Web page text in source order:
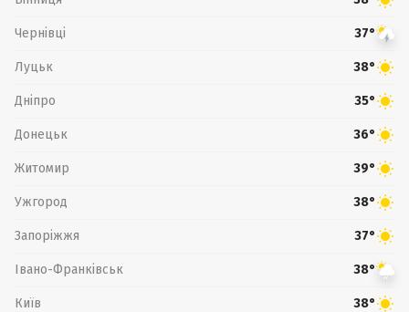
Чернівці 37°
Луцьк 38°
Дніпро 35°
Донецьк 36°
Житомир 39°
Ужгород 38°
Запоріжжя 37°
Івано-Франківськ 38°
Київ 38°